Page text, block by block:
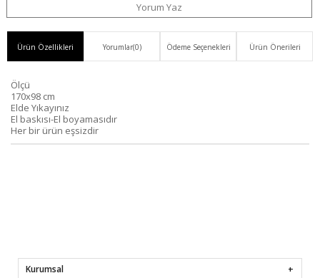
Ver
Yorum Yaz
Ürün Özellikleri Yorumlar(0) Ödeme Seçenekleri Ürün Önerileri
Ölçü
170x98 cm
Elde Yıkayınız
El baskısı-El boyamasıdır
Her bir ürün eşsizdir
Kurumsal